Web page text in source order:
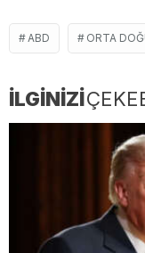
ABD ORTA
İLGİNİZİ